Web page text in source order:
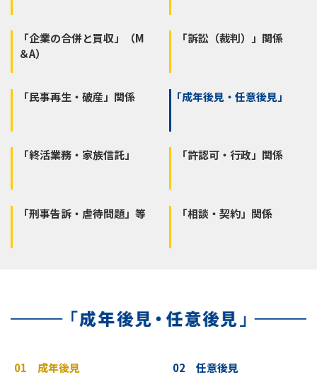
「企業の合併と買収」（M
＆A）
「訴訟（裁判）」関係
「民事再生・破産」関係 「成年後見・任意後見」
「終活業務・家族信託」 「許認可・行政」関係
「刑事告訴・虐待問題」等 「相談・契約」関係
01 成年後見 02 任意後見